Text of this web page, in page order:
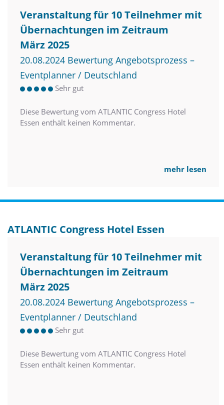
Veranstaltung für 10 Teilnehmer mit
Übernachtungen im Zeitraum
März 2025
20.08.2024 Bewertung Angebotsprozess –
Eventplanner / Deutschland
Sehr gut
Diese Bewertung vom ATLANTIC Congress Hotel
Essen enthält keinen Kommentar.
mehr lesen
ATLANTIC Congress Hotel Essen
Veranstaltung für 10 Teilnehmer mit
Übernachtungen im Zeitraum
März 2025
20.08.2024 Bewertung Angebotsprozess –
Eventplanner / Deutschland
Sehr gut
Diese Bewertung vom ATLANTIC Congress Hotel
Essen enthält keinen Kommentar.